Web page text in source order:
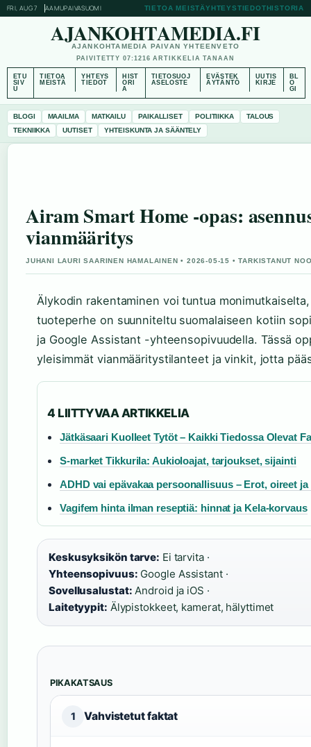
FRI, AUG 7 AAMUPAIVASUOMI TIETOA MEISTÄYHTEYSTIEDOTHISTORIA
AJANKOHTAMEDIA.FI
AJANKOHTAMEDIA PAIVAN YHTEENVETO
PAIVITETTY 07:1216 ARTIKKELIA TANAAN
ETU
SIV
U
TIETOA
MEISTÄ
YHTEYS
TIEDOT
HIST
ORI
A
TIETOSUOJ
ASELOSTE
EVÄSTEK
ÄYTÄNTÖ
UUTIS
KIRJE
BL
O
GI
BLOGI MAAILMA MATKAILU PAIKALLISET POLITIIKKA
TALOUS
TEKNIIKKA
UUTISET YHTEISKUNTA JA SÄÄNTELY
Airam Smart Home -opas:
vianmääritys
JUHANI LAURI SAARINEN HAMALAINEN • 2026-05-15 • TARKISTANUT
Älykodin rakentaminen voi tuntua
tuoteperhe on suunniteltu suomalaiseen kotiin
ja Google Assistant -yhteensopivuudella. Tässä
yleisimmät vianmääritystilanteet ja vinkit, jotta
4 LIITTYVAA ARTIKKELIA
Jätkäsaari Kuolleet Tytöt – Kaikki Tiedossa Olevat
S-market Tikkurila: Aukioloajat, tarjoukset, sijainti
ADHD vai epävakaa persoonallisuus – Erot, oireet
Vagifem hinta ilman reseptiä: hinnat ja Kela-korvaus
Keskusyksikön tarve: Ei tarvita ·
Yhteensopivuus: Google Assistant ·
Sovellusalustat: Android ja iOS ·
Laitetyypit: Älypistokkeet, kamerat, hälyttimet
PIKAKATSAUS
1 Vahvistetut faktat